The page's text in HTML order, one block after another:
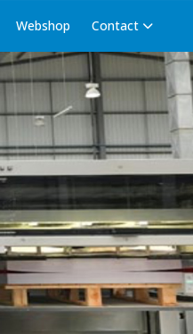
Webshop Contact